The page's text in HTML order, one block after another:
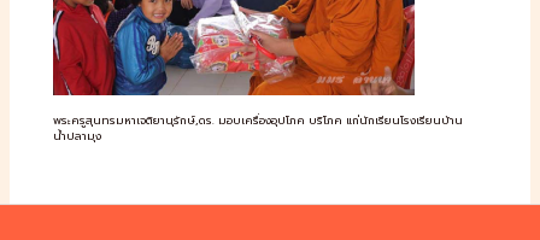
พระครูสุนทรมหาเจติยานุรักษ์,ดร. มอบเครื่องอุปโภค บริโภค แก่นักเรียนโรงเรียนบ้าน
น้ำปลามุง